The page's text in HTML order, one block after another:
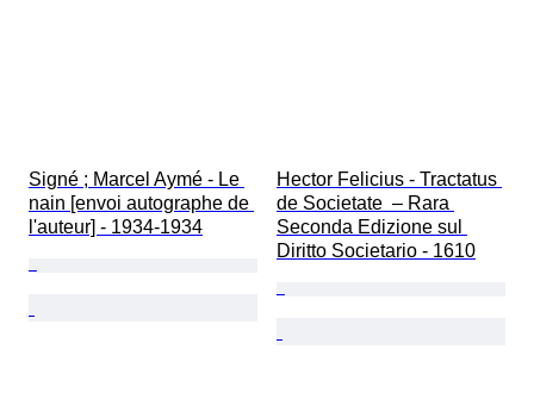
Signé ; Marcel Aymé - Le
nain [envoi autographe de
l'auteur] - 1934-1934
Hector Felicius - Tractatus
de Societate  – Rara
Seconda Edizione sul
Diritto Societario - 1610